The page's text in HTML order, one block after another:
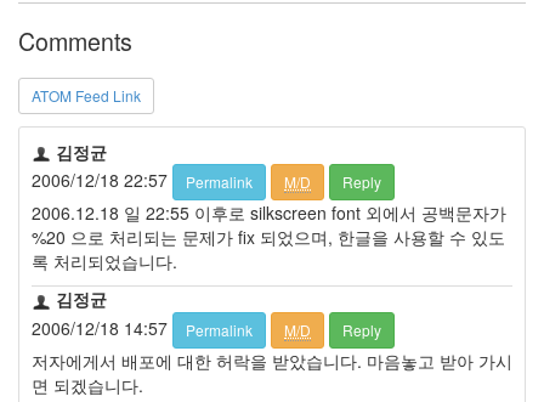
Comments
ATOM Feed Link
김정균
2006/12/18 22:57
Permalink M/D Reply
2006.12.18 일 22:55 이후로 silkscreen font 외에서 공백문자가
%20 으로 처리되는 문제가 fix 되었으며, 한글을 사용할 수 있도
록 처리되었습니다.
김정균
2006/12/18 14:57
Permalink M/D Reply
저자에게서 배포에 대한 허락을 받았습니다. 마음놓고 받아 가시
면 되겠습니다.
프
로
그
래
밍
57
Mozilla
23
Tip
&
Trick
18
security
3
Scuba